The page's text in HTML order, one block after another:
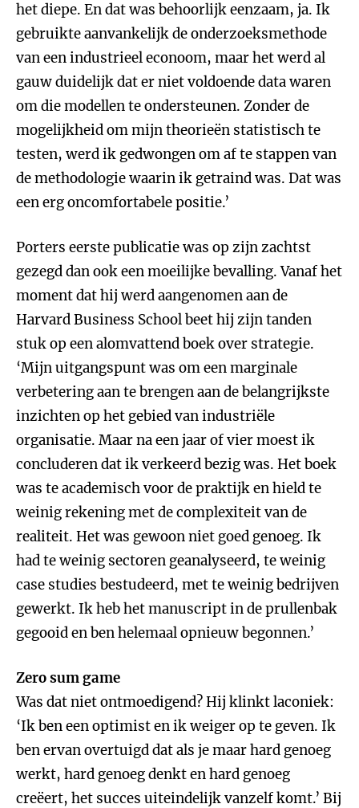
het diepe. En dat was behoorlijk eenzaam, ja. Ik
gebruikte aanvankelijk de onderzoeksmethode
van een industrieel econoom, maar het werd al
gauw duidelijk dat er niet voldoende data waren
om die modellen te ondersteunen. Zonder de
mogelijkheid om mijn theorieën statistisch te
testen, werd ik gedwongen om af te stappen van
de methodologie waarin ik getraind was. Dat was
een erg oncomfortabele positie.’
Porters eerste publicatie was op zijn zachtst
gezegd dan ook een moeilijke bevalling. Vanaf het
moment dat hij werd aangenomen aan de
Harvard Business School beet hij zijn tanden
stuk op een alomvattend boek over strategie.
‘Mijn uitgangspunt was om een marginale
verbetering aan te brengen aan de belangrijkste
inzichten op het gebied van industriële
organisatie. Maar na een jaar of vier moest ik
concluderen dat ik verkeerd bezig was. Het boek
was te academisch voor de praktijk en hield te
weinig rekening met de complexiteit van de
realiteit. Het was gewoon niet goed genoeg. Ik
had te weinig sectoren geanalyseerd, te weinig
case studies bestudeerd, met te weinig bedrijven
gewerkt. Ik heb het manuscript in de prullenbak
gegooid en ben helemaal opnieuw begonnen.’
Zero sum game
Was dat niet ontmoedigend? Hij klinkt laconiek:
‘Ik ben een optimist en ik weiger op te geven. Ik
ben ervan overtuigd dat als je maar hard genoeg
werkt, hard genoeg denkt en hard genoeg
creëert, het succes uiteindelijk vanzelf komt.’ Bij